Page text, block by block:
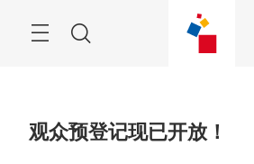
NavigationSearch
观众预登记现已开放！